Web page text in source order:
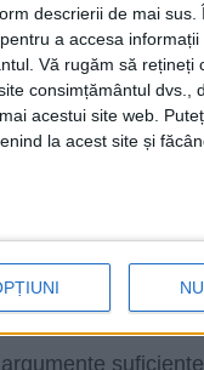
descrierii de mai
a accesa
Vă rugăm să rețineți
consimțământul
acestui site web.
la acest site și
sens,
locali au 45 de
nu se întâmplă
Colegii mei au
asemenea